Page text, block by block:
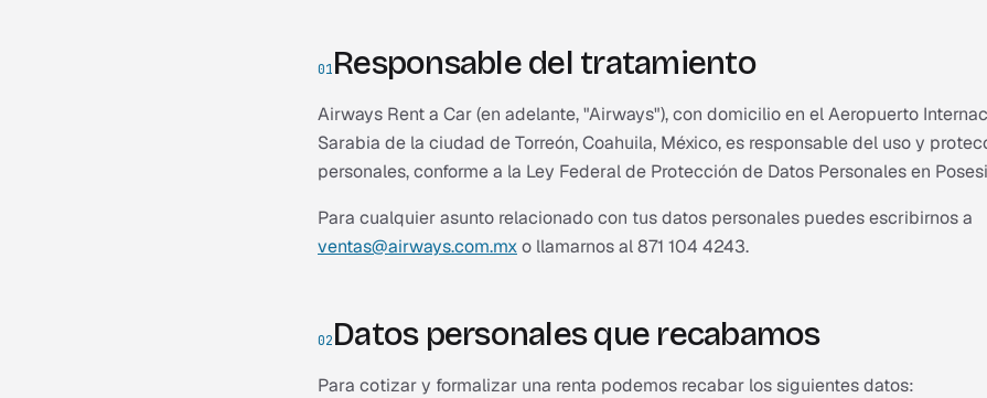
01Responsable del tratamiento
Airways Rent a Car (en adelante, "Airways"), con domicilio en el Aeropuerto
Sarabia de la ciudad de Torreón, Coahuila, México, es responsable del uso y
personales, conforme a la Ley Federal de Protección de Datos Personales en
Para cualquier asunto relacionado con tus datos personales puedes escribirnos a
ventas@airways.com.mxo llamarnos al 871 104 4243.
02Datos personales que recabamos
Para cotizar y formalizar una renta podemos recabar los siguientes datos: